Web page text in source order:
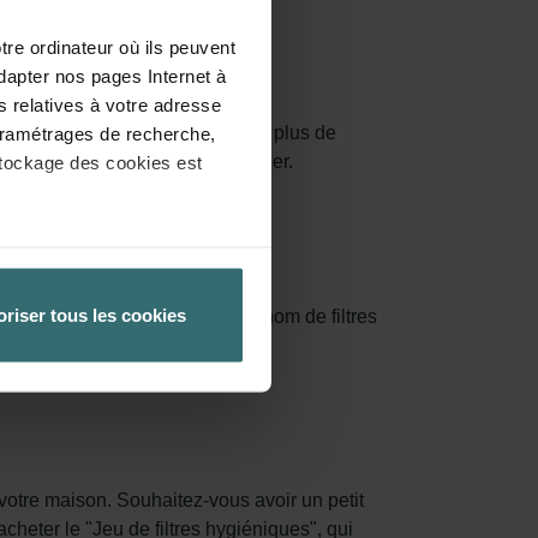
ordinateur où ils peuvent
nos pages Internet à
relatives à votre adresse
de recherche,
des cookies est
en conséquence
ordinateur. Vous pouvez
logiciel correspondant.
concerné désactive
tous les cookies
la surface, capturant plus de
et vous devez les remplacer.
également connus sous le nom de filtres
maison. Souhaitez-vous avoir un petit
le "Jeu de filtres hygiéniques", qui